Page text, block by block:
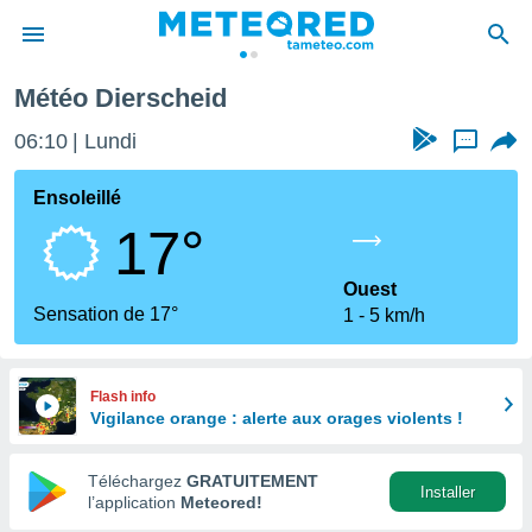
de
Météo Dierscheid
06:10 Lundi ...
Ensoleillé
17°
Sensation de 17°
Ouest
1
5 km/h
Flash info
Vigilance orange : alerte aux orages violents !
Téléchargez GRATUITEMENT
l’application Meteored!
Installer